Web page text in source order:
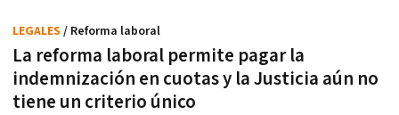
La reforma laboral permite pagar la
indemnización en cuotas y la Justicia aún no
tiene un criterio único
LEGALES / Reforma laboral